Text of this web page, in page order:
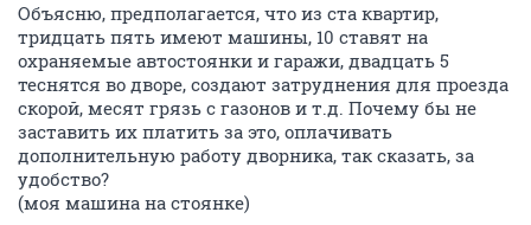
Объясню, предполагается, что из ста квартир,
тридцать пять имеют машины, 10 ставят на
охраняемые автостоянки и гаражи, двадцать 5
теснятся во дворе, создают затруднения для проезда
скорой, месят грязь с газонов и т.д. Почему бы не
заставить их платить за это, оплачивать
дополнительную работу дворника, так сказать, за
удобство?
(моя машина на стоянке)